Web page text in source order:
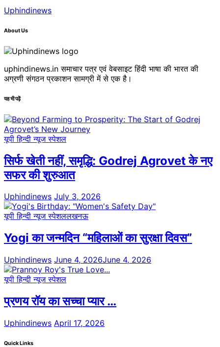
Uphindinews
About Us
uphindinews.in समाचार पत्र एवं वेबसाइट हिंदी भाषा की भारत की
अग्रणी संगठन प्रकाशन सामग्री में से एक है।
यह भी पढ़ें
यूपी हिन्दी न्यूज स्पेशल
सिर्फ खेती नहीं, समृद्धि: Godrej Agrovet के नए
सफर की शुरुआत
Uphindinews July 3, 2026
यूपी हिन्दी न्यूज स्पेशललखनऊ
Yogi का जन्मदिन “महिलाओं का सुरक्षा दिवस”
Uphindinews June 4, 2026June 4, 2026
यूपी हिन्दी न्यूज स्पेशल
प्रणय रॉय का सच्चा प्यार …
Uphindinews April 17, 2026
Quick Links